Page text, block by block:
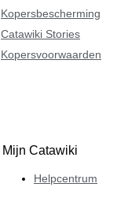
Kopersbescherming
Catawiki Stories
Kopersvoorwaarden
Mijn Catawiki
Helpcentrum